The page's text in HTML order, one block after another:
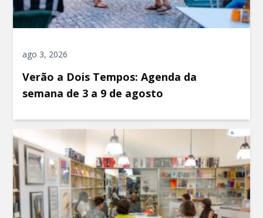
ago 3, 2026
Verão a Dois Tempos: Agenda da
semana de 3 a 9 de agosto